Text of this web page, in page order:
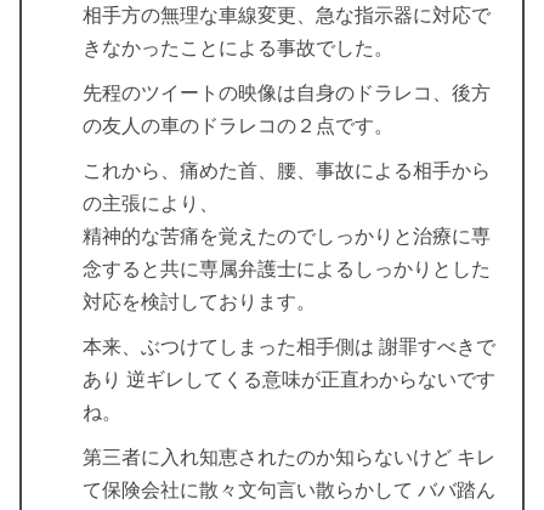
相手方の無理な車線変更、急な指示器に対応で
きなかったことによる事故でした。
先程のツイートの映像は自身のドラレコ、後方
の友人の車のドラレコの２点です。
これから、痛めた首、腰、事故による相手から
の主張により、
精神的な苦痛を覚えたのでしっかりと治療に専
念すると共に専属弁護士によるしっかりとした
対応を検討しております。
本来、ぶつけてしまった相手側は 謝罪すべきで
あり 逆ギレしてくる意味が正直わからないです
ね。
第三者に入れ知恵されたのか知らないけど キレ
て保険会社に散々文句言い散らかして ババ踏ん